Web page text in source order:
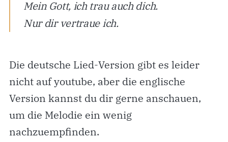
Mein Gott, ich trau auch dich.
Nur dir vertraue ich.
Die deutsche Lied-Version gibt es leider
nicht auf youtube, aber die englische
Version kannst du dir gerne anschauen,
um die Melodie ein wenig
nachzuempfinden.